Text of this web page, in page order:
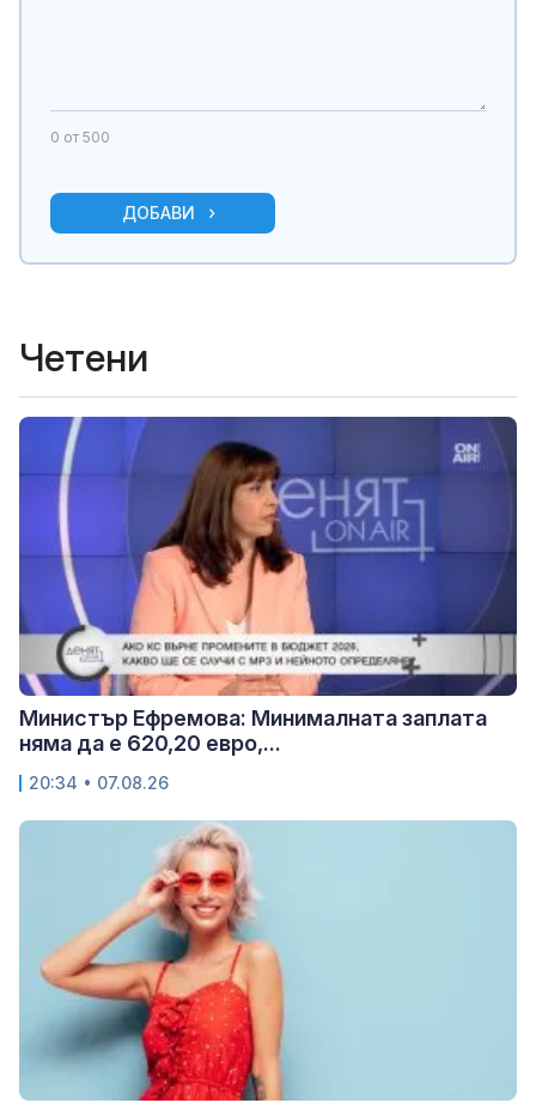
0 от 500
ДОБАВИ
Четени
Министър Ефремова: Минималната заплата
няма да е 620,20 евро,...
20:34 • 07.08.26